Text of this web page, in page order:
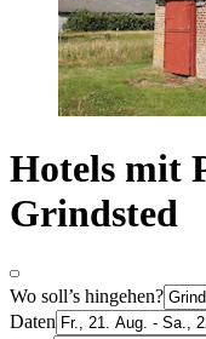
Hotels mit
Grindsted
Wo soll’s hingehen?
Daten